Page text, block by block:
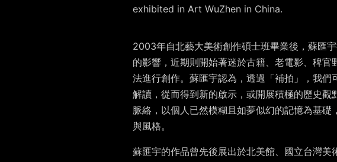
exhibited in Art WuZhen in China.
2003年自北藝大美術創作碩士班畢業後，蘇匯
的影響，近期則開始著迷於古籍、老電影、稗
法進行創作。蘇匯宇認為，透過「補拍」，我
解讀，從而得到新的啟示，或開展積極的歷史
脈絡，以個人已然模糊且如夢似幻的記憶為基
與風格。
蘇匯宇的作品曾先後展出於北美館、國立台灣